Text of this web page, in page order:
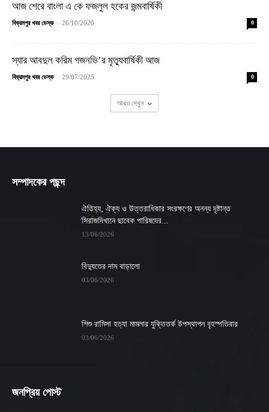
আজ শেরে বাংলা এ কে ফজলুল হকের জন্মবার্ষিকী
বিক্রমপুর খবর ডেস্ক - 26/10/2020 0
স্যার আবদুল করিম গজনভি’র মৃত্যুবার্ষিকী আজ
বিক্রমপুর খবর ডেস্ক - 29/07/2025 0
আরও দেখুন
সম্পাদকের পছন্দ
ঐতিহ্য, ঐক্য ও উত্তরাধিকার সংরক্ষণের অনন্য দৃষ্টান্ত
সিরাজদিখানে ছাবেক পারিষদের...
13/06/2026
বিদ্যুতের দাম বাড়ালো
03/06/2026
শিশু রামিসা হত্যা মামলার যুক্তিতর্ক উপস্থাপন বৃহস্পতিবার
03/06/2026
জনপ্রিয় পোস্ট